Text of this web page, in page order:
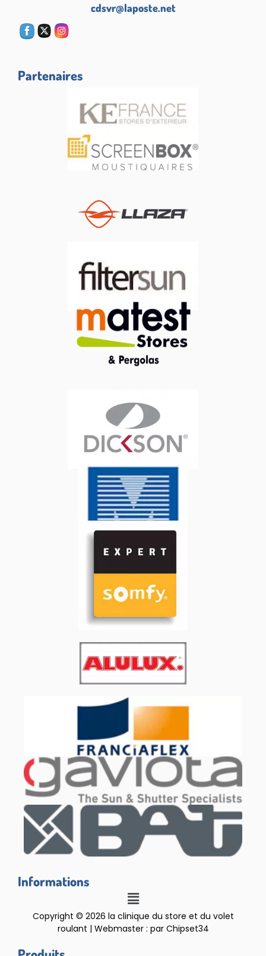
cdsvr@laposte.net
Partenaires
Informations
Copyright © 2026 la clinique du store et du volet
roulant | Webmaster : par Chipset34